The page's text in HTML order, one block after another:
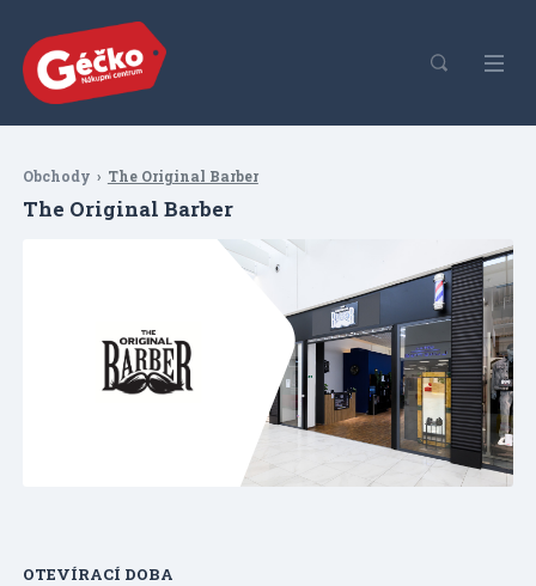
Obchody The Original Barber
The Original Barber
OTEVÍRACÍ DOBA